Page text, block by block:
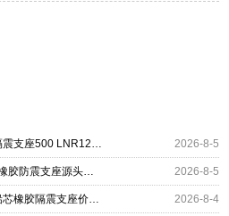
建筑铅芯橡胶抗震支座厂家 LNR隔震支座500 LNR1200隔震支座什么价格 2026-8-5
HDR1300支座源头工厂 建筑铅芯橡胶防震支座源头工厂 LRB400铅芯支座厂家 2026-8-5
房屋建筑橡胶隔震支座LNR厂家 铅芯橡胶隔震支座价格表 铅芯橡皮支座什么价格 2026-8-4